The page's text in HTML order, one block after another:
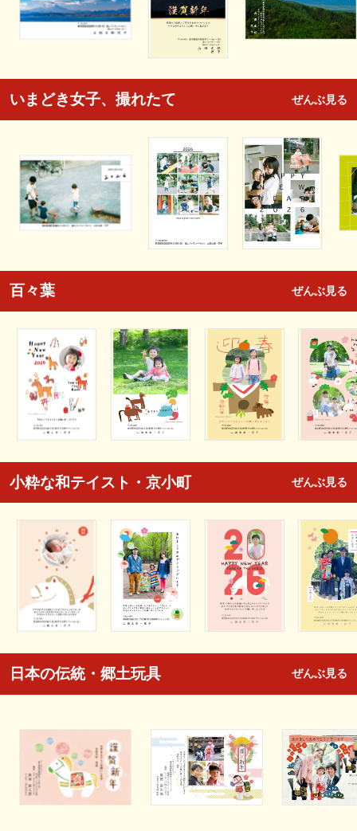
いまどき女子、撮れたて ぜんぶ見る
百々葉 ぜんぶ見る
小粋な和テイスト・京小町 ぜんぶ見る
日本の伝統・郷土玩具 ぜんぶ見る